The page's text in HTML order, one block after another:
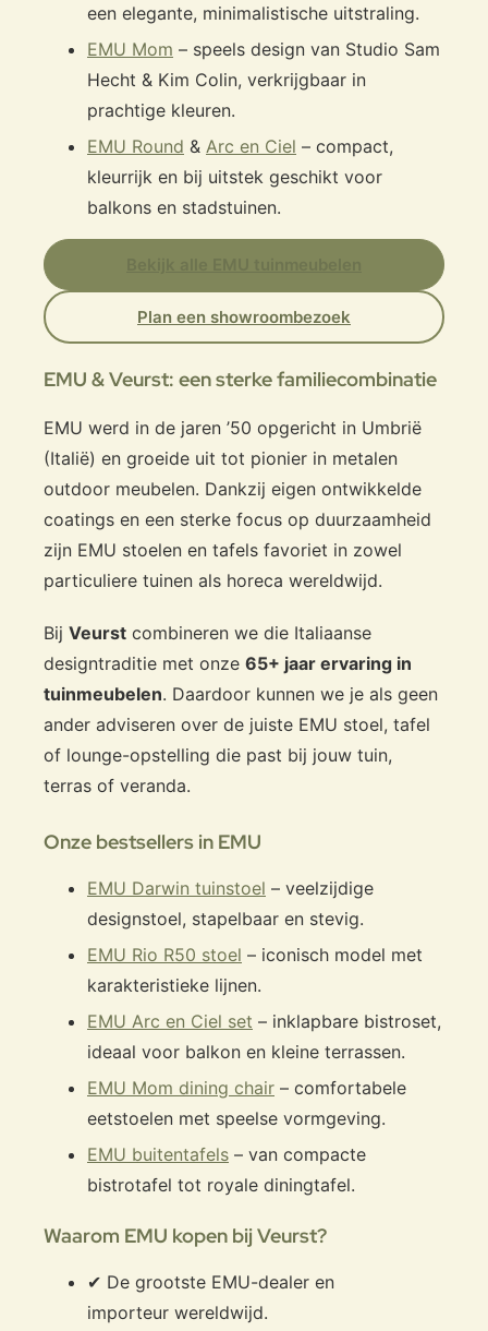
een elegante, minimalistische uitstraling.
EMU Mom – speels design van Studio Sam
Hecht & Kim Colin, verkrijgbaar in
prachtige kleuren.
EMU Round & Arc en Ciel – compact,
kleurrijk en bij uitstek geschikt voor
balkons en stadstuinen.
Plan een showroombezoek
EMU & Veurst: een sterke familiecombinatie
EMU werd in de jaren ’50 opgericht in Umbrië
(Italië) en groeide uit tot pionier in metalen
outdoor meubelen. Dankzij eigen ontwikkelde
coatings en een sterke focus op duurzaamheid
zijn EMU stoelen en tafels favoriet in zowel
particuliere tuinen als horeca wereldwijd.
Bij Veurst combineren we die Italiaanse
designtraditie met onze 65+ jaar ervaring in
tuinmeubelen. Daardoor kunnen we je als geen
ander adviseren over de juiste EMU stoel, tafel
of lounge-opstelling die past bij jouw tuin,
terras of veranda.
Onze bestsellers in EMU
EMU Darwin tuinstoel – veelzijdige
designstoel, stapelbaar en stevig.
EMU Rio R50 stoel – iconisch model met
karakteristieke lijnen.
EMU Arc en Ciel set – inklapbare bistroset,
ideaal voor balkon en kleine terrassen.
EMU Mom dining chair – comfortabele
eetstoelen met speelse vormgeving.
EMU buitentafels – van compacte
bistrotafel tot royale diningtafel.
Waarom EMU kopen bij Veurst?
✔ De grootste EMU-dealer en
importeur wereldwijd.